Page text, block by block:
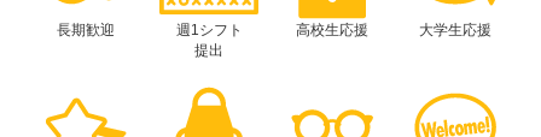
長期歓迎
週1シフト
提出
高校生応援 大学生応援